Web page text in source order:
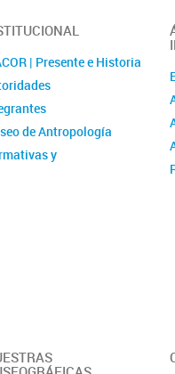
| Presente e Historia
de Antropología
y